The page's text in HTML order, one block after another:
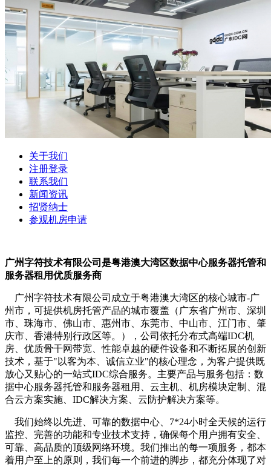
关于我们
注册登录
联系我们
新闻资讯
招贤纳士
参观机房申请
广州字符技术有限公司是粤港澳大湾区数据中心服务器托管和
服务器租用优质服务商
广州字符技术有限公司成立于粤港澳大湾区的核心城市-广
州市，可提供机房托管产品的城市覆盖（广东省广州市、深圳
市、珠海市、佛山市、惠州市、东莞市、中山市、江门市、肇
庆市、香港特别行政区等。），公司依托分布式高端IDC机
房、优质骨干网带宽、性能卓越的硬件设备和不断拓展的创新
技术，基于"以客为本、诚信立业"的核心理念，为客户提供既
放心又贴心的一站式IDC综合服务。主要产品与服务包括：数
据中心服务器托管和服务器租用、云主机、机房模块定制、混
合云方案实施、IDC解决方案、云防护解决方案等。
我们始终以先进、可靠的数据中心、7*24小时全天候的运行
监控、完善的功能和专业技术支持，确保每个用户拥有安全、
可靠、高品质的顶级网络环境。我们推出的每一项服务，都本
着用户至上的原则，我们每一个前进的脚步，都充分体现了对